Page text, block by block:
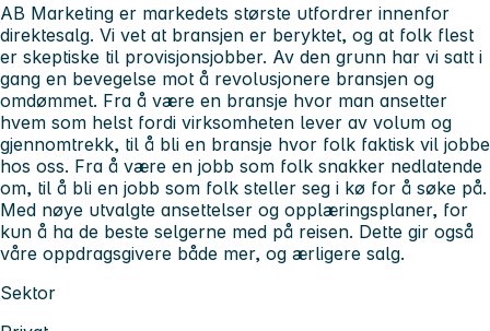
AB Marketing er markedets største utfordrer innenfor
direktesalg. Vi vet at bransjen er beryktet, og at folk flest
er skeptiske til provisjonsjobber. Av den grunn har vi satt i
gang en bevegelse mot å revolusjonere bransjen og
omdømmet. Fra å være en bransje hvor man ansetter
hvem som helst fordi virksomheten lever av volum og
gjennomtrekk, til å bli en bransje hvor folk faktisk vil jobbe
hos oss. Fra å være en jobb som folk snakker nedlatende
om, til å bli en jobb som folk steller seg i kø for å søke på.
Med nøye utvalgte ansettelser og opplæringsplaner, for
kun å ha de beste selgerne med på reisen. Dette gir også
våre oppdragsgivere både mer, og ærligere salg.
Sektor